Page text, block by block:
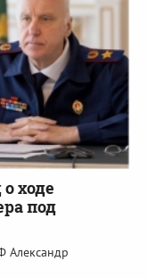
ходе
под
Александр